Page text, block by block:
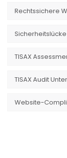
Rechtssichere
Sicherheitslücke
TISAX
TISAX Audit
Website-